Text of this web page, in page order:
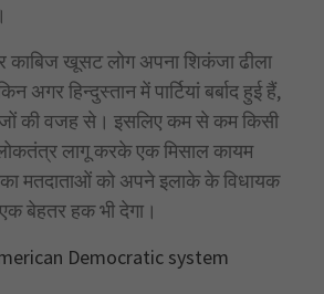
काबिज खूसट लोग अपना शिकंजा ढीला
अगर हिन्दुस्तान में पार्टियां बर्बाद हुई हैं,
की वजह से। इसलिए कम से कम किसी
लोकतंत्र लागू करके एक मिसाल कायम
मतदाताओं को अपने इलाके के विधायक
बेहतर हक भी देगा।
Democratic system